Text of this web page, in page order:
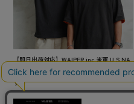
【即日出荷対応】WAIPER.inc 米軍 U.S.NA
VY セーラーハット STENCIL WHITE【WP1
116】【キャンペーン対象外】【T】ミリタ
リー
¥6,380